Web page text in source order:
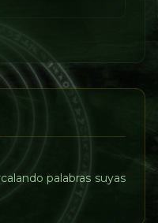
palabras suyas